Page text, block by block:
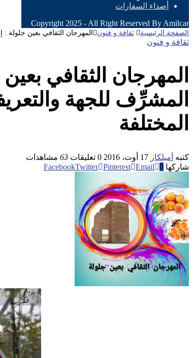
أصداء السفارات
Copyright 2025 - All Right Reserved By Amilcar
الصفحة الرئيسية ثقافة و فنون المهرجان الثقافي بعين جلولة
ثقافة و فنون
المهرجان الثقافي
المشرِّف للجهة
المختلفة
كتبه أميلكار 17 أوت، 2016 0 تعليقات 63 مشاهدات
شاركها 0
FacebookTwitter Pinterest Email